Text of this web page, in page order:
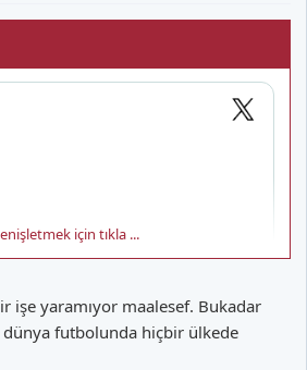
için tıkla ...
işe yaramıyor maalesef. Bukadar
futbolunda hiçbir ülkede